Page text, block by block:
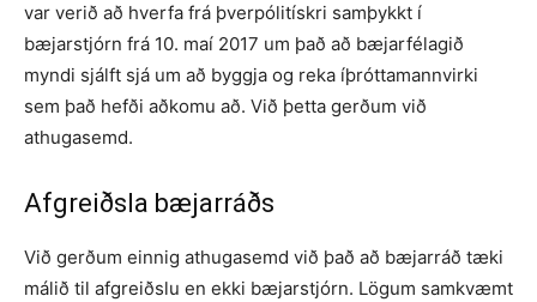
var verið að hverfa frá þverpólitískri samþykkt í
bæjarstjórn frá 10. maí 2017 um það að bæjarfélagið
myndi sjálft sjá um að byggja og reka íþróttamannvirki
sem það hefði aðkomu að. Við þetta gerðum við
athugasemd.
Afgreiðsla bæjarráðs
Við gerðum einnig athugasemd við það að bæjarráð tæki
málið til afgreiðslu en ekki bæjarstjórn. Lögum samkvæmt